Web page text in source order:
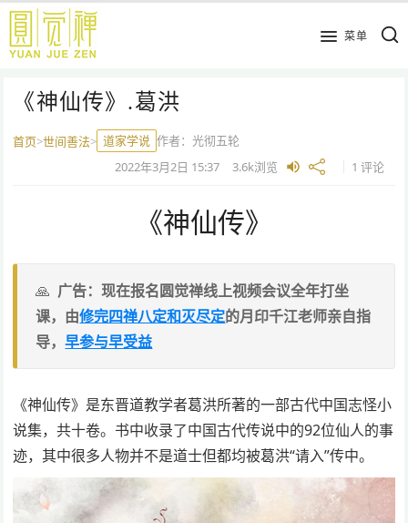
跳
主
菜单
《神仙传》.葛洪
首页>世间善法> 道家学说 作者：光彻五轮
2022年3月2日 15:37 3.6k浏览 1 评论
《神仙传》
广告：现在报名圆觉禅线上视频会议全年打坐
课，由修完四禅八定和灭尽定的月印千江老师亲自指
导，早参与早受益
《神仙传》是东晋道教学者葛洪所著的一部古代中国志怪小
说集，共十卷。书中收录了中国古代传说中的92位仙人的事
迹，其中很多人物并不是道士但都均被葛洪“请入”传中。